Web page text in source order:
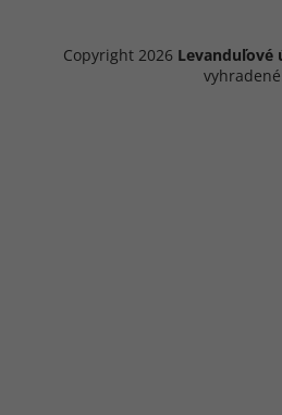
Copyright 2026 Levanduľové